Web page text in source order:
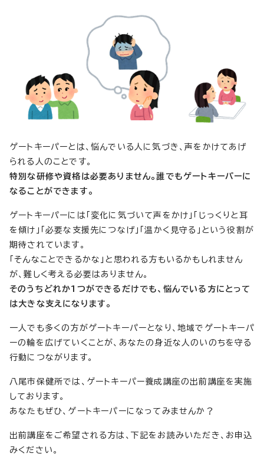
ゲートキーパーとは、悩んでいる人に気づき、声をかけてあげ
られる人のことです。
特別な研修や資格は必要ありません。誰でもゲートキーパーに
なることができます。
ゲートキーパーには「変化に気づいて声をかけ」「じっくりと耳
を傾け」「必要な支援先につなげ」「温かく見守る」という役割が
期待されています。
「そんなことできるかな」と思われる方もいるかもしれません
が、難しく考える必要はありません。
そのうちどれか1つができるだけでも、悩んでいる方にとって
は大きな支えになります。
一人でも多くの方がゲートキーパーとなり、地域でゲートキーパ
ーの輪を広げていくことが、あなたの身近な人のいのちを守る
行動につながります。
八尾市保健所では、ゲートキーパー養成講座の出前講座を実施
しております。
あなたもぜひ、ゲートキーパーになってみませんか？
出前講座をご希望される方は、下記をお読みいただき、お申込
みください。